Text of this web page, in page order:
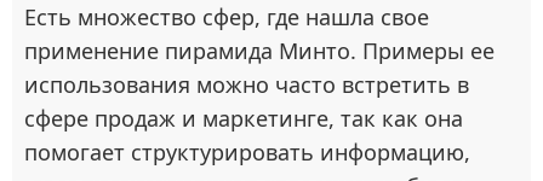
Есть множество сфер, где нашла свое
применение пирамида Минто. Примеры ее
использования можно часто встретить в
сфере продаж и маркетинге, так как она
помогает структурировать информацию,